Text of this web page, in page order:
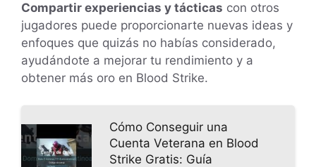
Compartir experiencias y tácticas con otros
jugadores puede proporcionarte nuevas ideas y
enfoques que quizás no habías considerado,
ayudándote a mejorar tu rendimiento y a
obtener más oro en Blood Strike.
Cómo Conseguir una
Cuenta Veterana en Blood
Strike Gratis: Guía